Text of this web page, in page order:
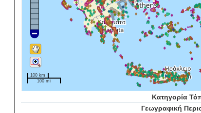
100 km
100 mi
Κατηγορία
Γεωγραφική